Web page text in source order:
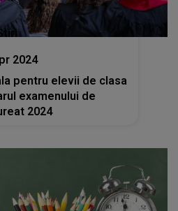
2024
pentru elevii de clasa
examenului de
2024